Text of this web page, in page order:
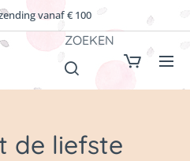
vanaf € 100
ZOEKEN
de liefste